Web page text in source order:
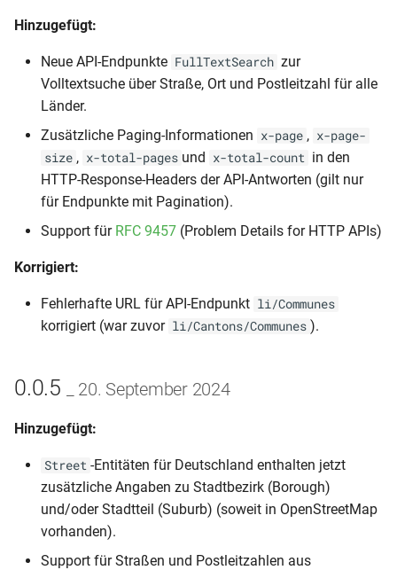
Hinzugefügt:
Neue API-Endpunkte FullTextSearch zur
Volltextsuche über Straße, Ort und Postleitzahl für alle
Länder.
Zusätzliche Paging-Informationen x-page , x-page-
size , x-total-pages und x-total-count in den
HTTP-Response-Headers der API-Antworten (gilt nur
für Endpunkte mit Pagination).
Support für RFC 9457 (Problem Details for HTTP APIs)
Korrigiert:
Fehlerhafte URL für API-Endpunkt li/Communes
korrigiert (war zuvor li/Cantons/Communes ).
0.0.5 _ 20. September 2024
Hinzugefügt:
Street -Entitäten für Deutschland enthalten jetzt
zusätzliche Angaben zu Stadtbezirk (Borough)
und/oder Stadtteil (Suburb) (soweit in OpenStreetMap
vorhanden).
Support für Straßen und Postleitzahlen aus